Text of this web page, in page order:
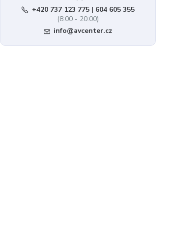
+420 737 123 775 | 604 605 355
(8:00 - 20:00)
info@avcenter.cz